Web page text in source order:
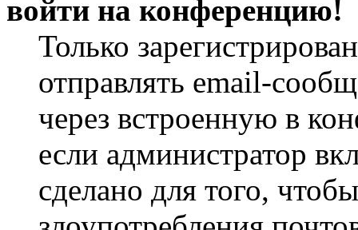
войти на конференцию!
Только
отправлять email-
через встроенную в
если администратор
сделано для того,